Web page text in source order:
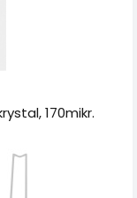
170mikr.